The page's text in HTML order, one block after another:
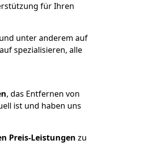
für Ihren
unter anderem auf
spezialisieren, alle
, das Entfernen von
ist und haben uns
Preis-Leistungen zu